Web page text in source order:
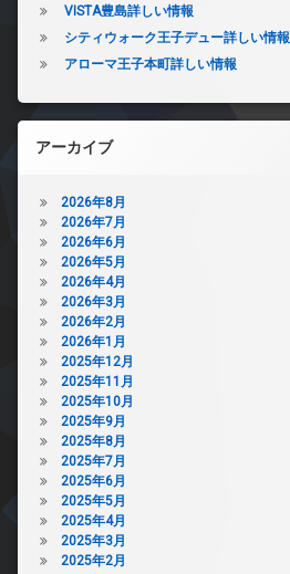
VISTA豊島詳しい情報
シティウォーク王子デュー詳しい情報
アローマ王子本町詳しい情報
アーカイブ
2026年8月
2026年7月
2026年6月
2026年5月
2026年4月
2026年3月
2026年2月
2026年1月
2025年12月
2025年11月
2025年10月
2025年9月
2025年8月
2025年7月
2025年6月
2025年5月
2025年4月
2025年3月
2025年2月